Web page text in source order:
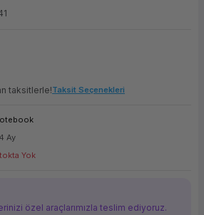
taksitlerle!Taksit Seçenekleri
Ay
Yok
özel araçlarımızla teslim ediyoruz.